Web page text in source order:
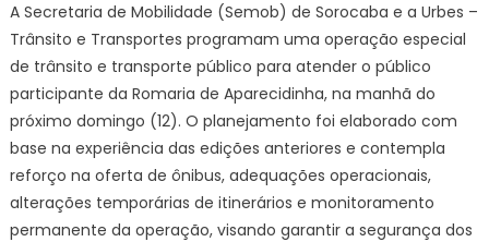
(12)
–
Agência
de
Notícias
A Secretaria de Mobilidade (Semob) de Sorocaba e a Urbes –
Trânsito e Transportes programam uma operação especial
de trânsito e transporte público para atender o público
participante da Romaria de Aparecidinha, na manhã do
próximo domingo (12). O planejamento foi elaborado com
base na experiência das edições anteriores e contempla
reforço na oferta de ônibus, adequações operacionais,
alterações temporárias de itinerários e monitoramento
permanente da operação, visando garantir a segurança dos